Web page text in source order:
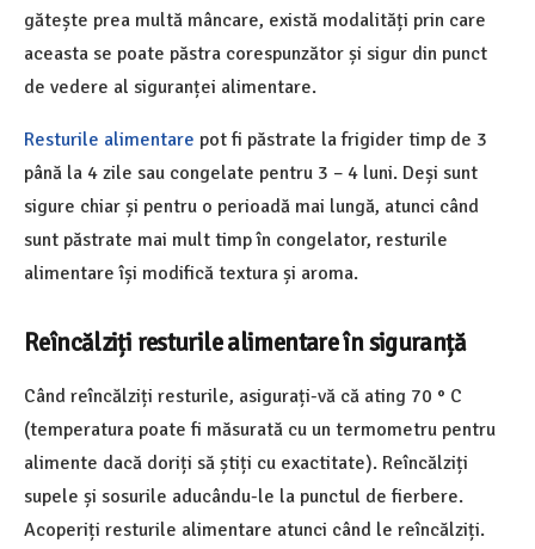
gătește prea multă mâncare, există modalități prin care
aceasta se poate păstra corespunzător și sigur din punct
de vedere al siguranței alimentare.
Resturile alimentare pot fi păstrate la frigider timp de 3
până la 4 zile sau congelate pentru 3 – 4 luni. Deși sunt
sigure chiar și pentru o perioadă mai lungă, atunci când
sunt păstrate mai mult timp în congelator, resturile
alimentare își modifică textura și aroma.
Reîncălziți resturile alimentare în siguranță
Când reîncălziți resturile, asigurați-vă că ating 70 ° C
(temperatura poate fi măsurată cu un termometru pentru
alimente dacă doriți să știți cu exactitate). Reîncălziți
supele și sosurile aducându-le la punctul de fierbere.
Acoperiți resturile alimentare atunci când le reîncălziți.